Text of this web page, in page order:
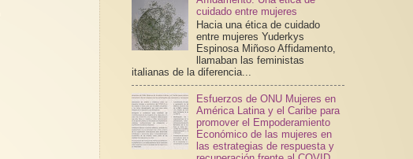
cuidado entre mujeres
Hacia una ética de cuidado
entre mujeres Yuderkys
Espinosa Miñoso Affidamento,
llamaban las feministas
italianas de la diferencia...
Esfuerzos de ONU Mujeres en
América Latina y el Caribe para
promover el Empoderamiento
Económico de las mujeres en
las estrategias de respuesta y